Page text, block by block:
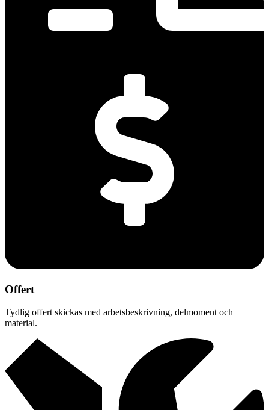
Offert
Tydlig offert skickas med arbetsbeskrivning, delmoment och
material.